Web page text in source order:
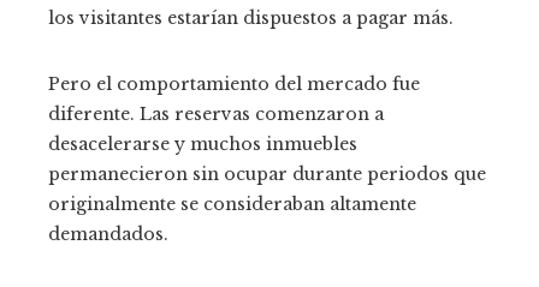
los visitantes estarían dispuestos a pagar más.
Pero el comportamiento del mercado fue
diferente. Las reservas comenzaron a
desacelerarse y muchos inmuebles
permanecieron sin ocupar durante periodos que
originalmente se consideraban altamente
demandados.